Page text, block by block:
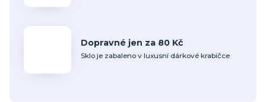
Dopravné jen za 80 Kč
Sklo je zabaleno v luxusní dárkové krabičce